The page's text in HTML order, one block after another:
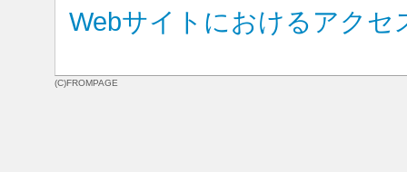
Webサイトにおけるアクセ
(C)FROMPAGE